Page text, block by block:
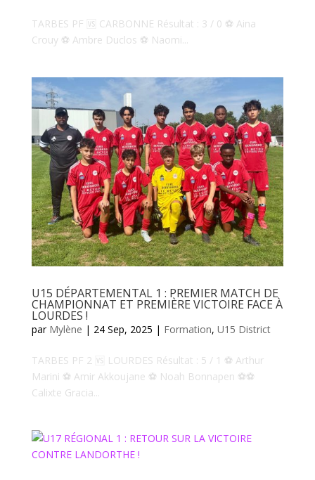
TARBES PF 🆚 CARBONNE Résultat : 3 / 0 ⚽️ Aina
Crouy ⚽️ Ambre Duclos ⚽️ Naomi...
U15 DÉPARTEMENTAL 1 : PREMIER MATCH DE
CHAMPIONNAT ET PREMIÈRE VICTOIRE FACE À
LOURDES !
par Mylène | 24 Sep, 2025 | Formation, U15 District
TARBES PF 2 🆚 LOURDES Résultat : 5 / 1 ⚽️ Arthur
Marini ⚽️ Amir Akkoujane ⚽️ Noah Bonnapen ⚽️⚽️
Calixte Gracia...